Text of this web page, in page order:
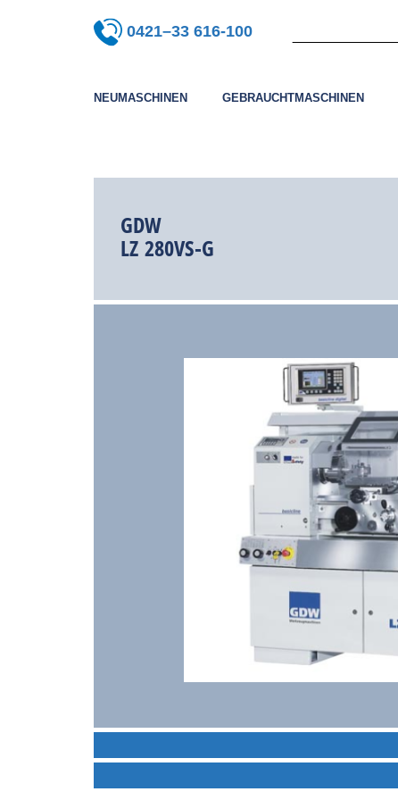
0421–33 616-100
NEUMASCHINEN GEBRAUCHTMASCHINEN
GDW
LZ 280VS-G